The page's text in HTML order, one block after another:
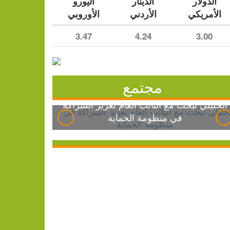
الأمريكي
الأردني
الأوروبي
3.00
4.24
3.47
مجتمع
الخليلي تبحث مع النائب العام تعزيز الشراكة
في منظومة الحماية